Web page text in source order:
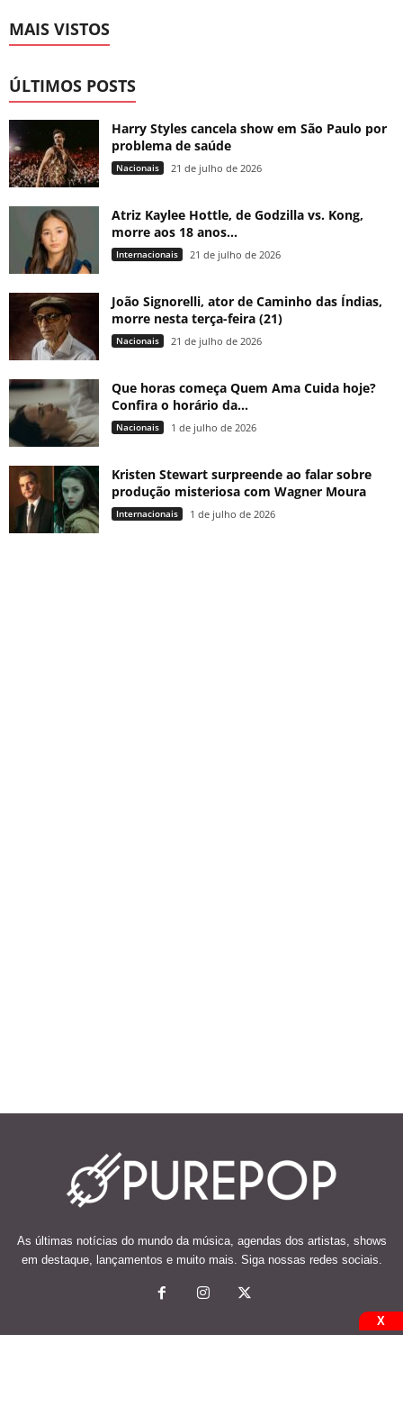
MAIS VISTOS
ÚLTIMOS POSTS
Harry Styles cancela show em São Paulo por
problema de saúde
Nacionais 21 de julho de 2026
Atriz Kaylee Hottle, de Godzilla vs. Kong,
morre aos 18 anos...
Internacionais 21 de julho de 2026
João Signorelli, ator de Caminho das Índias,
morre nesta terça-feira (21)
Nacionais 21 de julho de 2026
Que horas começa Quem Ama Cuida hoje?
Confira o horário da...
Nacionais 1 de julho de 2026
Kristen Stewart surpreende ao falar sobre
produção misteriosa com Wagner Moura
Internacionais 1 de julho de 2026
As últimas notícias do mundo da música, agendas dos artistas, shows
em destaque, lançamentos e muito mais. Siga nossas redes sociais.
X